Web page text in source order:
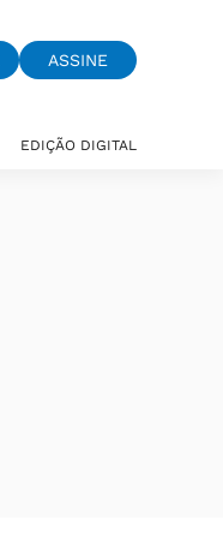
ASSINE
EDIÇÃO DIGITAL